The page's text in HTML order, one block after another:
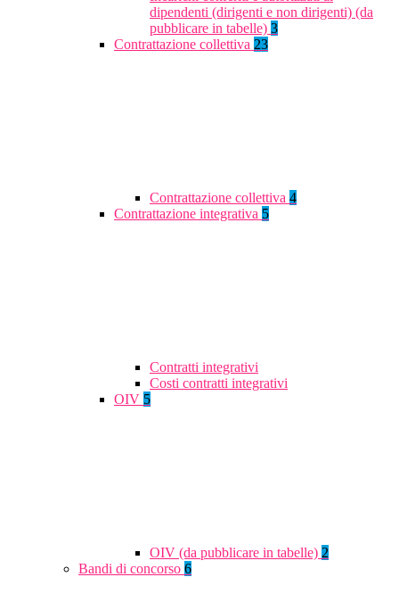
dipendenti (dirigenti e non dirigenti) (da
pubblicare in tabelle) 3
Contrattazione collettiva 23
Contrattazione collettiva 4
Contrattazione integrativa 5
Contratti integrativi
Costi contratti integrativi
OIV 5
OIV (da pubblicare in tabelle) 2
Bandi di concorso 6